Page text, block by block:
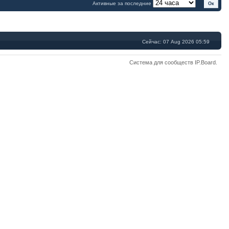
Активные за последние
Сейчас: 07 Aug 2026 05:59
Система для сообществ IP.Board